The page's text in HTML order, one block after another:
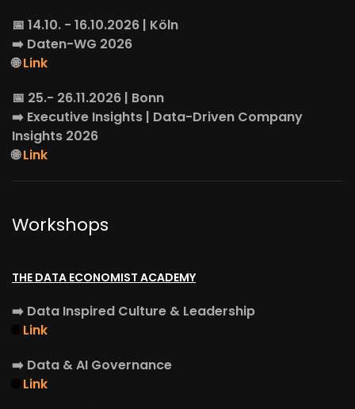
📅 14.10. - 16.10.2026 | Köln
➡️ Daten-WG 2026
🌐Link
📅 25.- 26.11.2026 | Bonn
➡️ Executive Insights | Data-Driven Company
Insights 2026
🌐Link
Workshops
THE DATA ECONOMIST ACADEMY
➡️ Data Inspired Culture & Leadership
Link
➡️ Data & AI Governance
Link